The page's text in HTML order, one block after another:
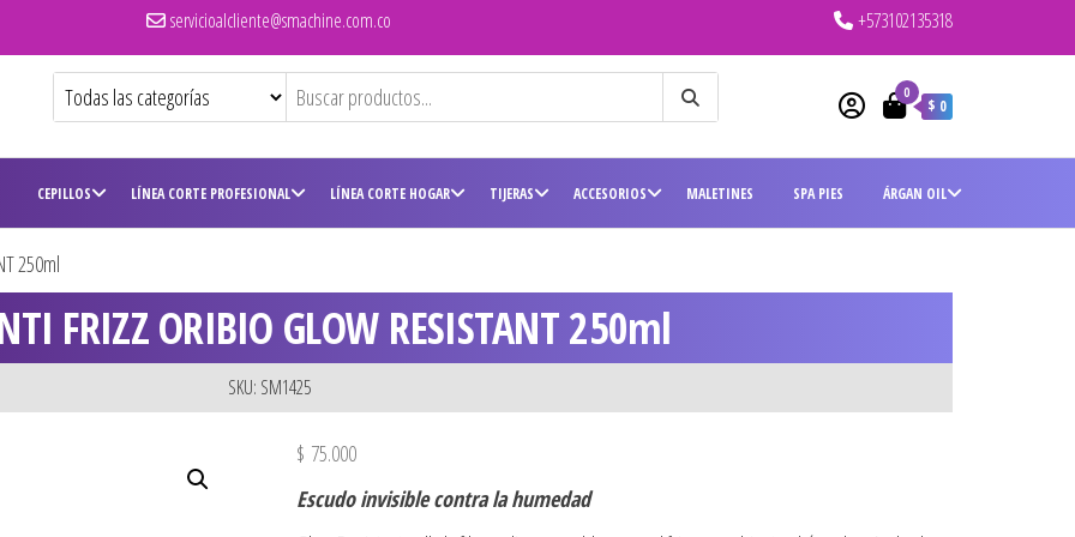
servicioalcliente@smachine.com.co +573102135318
0
$ 0
CEPILLOS LÍNEA CORTE PROFESIONAL LÍNEA CORTE HOGAR TIJERAS ACCESORIOS MALETINES SPA PIES ÁRGAN OIL
250ml
FRIZZ ORIBIO GLOW RESISTANT 250ml
SKU: SM1425
$ 75.000
Escudo invisible contra la humedad